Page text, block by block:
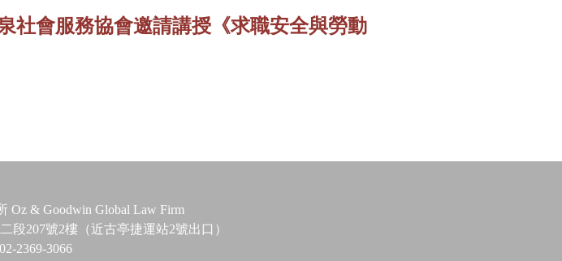
社會服務協會邀請講授《求職安全與勞動
Oz & Goodwin Global Law Firm
段207號2樓（近古亭捷運站2號出口）
2369-3066